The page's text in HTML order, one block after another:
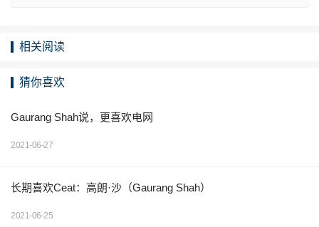
相关阅读
猜你喜欢
Gaurang Shah说，更喜欢电网
2021-06-27
长期喜欢Ceat：高朗·沙（Gaurang Shah）
2021-06-25